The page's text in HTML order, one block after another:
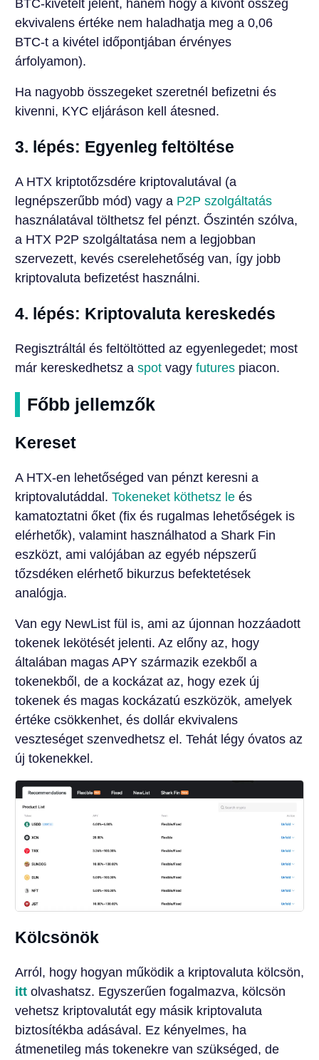
BTC-kivételt jelent, hanem hogy a kivont összeg
ekvivalens értéke nem haladhatja meg a 0,06
BTC-t a kivétel időpontjában érvényes
árfolyamon).
Ha nagyobb összegeket szeretnél befizetni és
kivenni, KYC eljáráson kell átesned.
3. lépés: Egyenleg feltöltése
A HTX kriptotőzsdére kriptovalutával (a
legnépszerűbb mód) vagy a P2P szolgáltatás
használatával tölthetsz fel pénzt. Őszintén szólva,
a HTX P2P szolgáltatása nem a legjobban
szervezett, kevés cserelehetőség van, így jobb
kriptovaluta befizetést használni.
4. lépés: Kriptovaluta kereskedés
Regisztráltál és feltöltötted az egyenlegedet; most
már kereskedhetsz a spotvagy futurespiacon.
Főbb jellemzők
Kereset
A HTX-en lehetőséged van pénzt keresni a
kriptovalutáddal. Tokeneket köthetsz leés
kamatoztatni őket (fix és rugalmas lehetőségek is
elérhetők), valamint használhatod a Shark Fin
eszközt, ami valójában az egyéb népszerű
tőzsdéken elérhető bikurzus befektetések
analógja.
Van egy NewList fül is, ami az újonnan hozzáadott
tokenek lekötését jelenti. Az előny az, hogy
általában magas APY származik ezekből a
tokenekből, de a kockázat az, hogy ezek új
tokenek és magas kockázatú eszközök, amelyek
értéke csökkenhet, és dollár ekvivalens
veszteséget szenvedhetsz el. Tehát légy óvatos az
új tokenekkel.
Kölcsönök
Arról, hogy hogyan működik a kriptovaluta kölcsön,
ittolvashatsz. Egyszerűen fogalmazva, kölcsön
vehetsz kriptovalutát egy másik kriptovaluta
biztosítékba adásával. Ez kényelmes, ha
átmenetileg más tokenekre van szükséged, de